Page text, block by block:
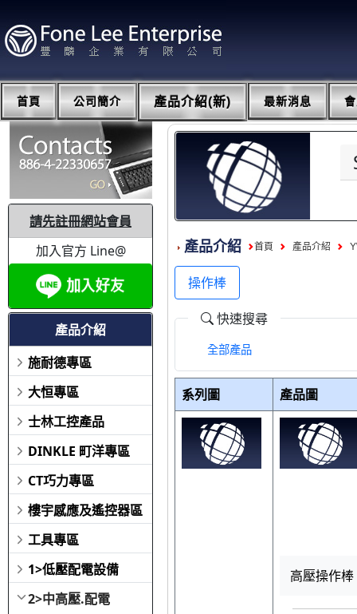
首頁 公司簡介 產品介紹(新) 最新消息
請先註冊網站會員
加入官方 Line@
產品介紹
施耐德專區
大恒專區
士林工控產品
DINKLE 町洋專區
CT巧力專區
樓宇感應及遙控器區
工具專區
1>低壓配電設備
2>中高壓.配電
產品介紹 首頁 產品介紹
操作棒
快速搜尋
全部產品
系列圖 產品圖
高壓操作